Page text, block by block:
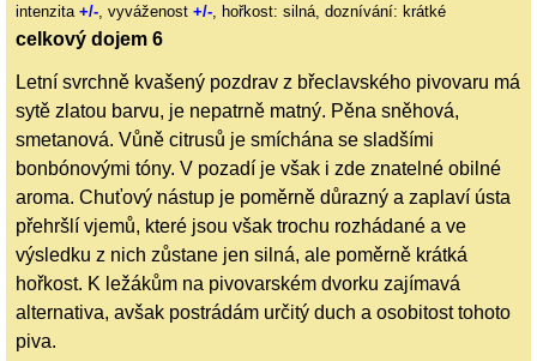
intenzita +/- , vyváženost +/- , hořkost: silná, doznívání: krátké
celkový dojem 6
Letní svrchně kvašený pozdrav z břeclavského pivovaru má
sytě zlatou barvu, je nepatrně matný. Pěna sněhová,
smetanová. Vůně citrusů je smíchána se sladšími
bonbónovými tóny. V pozadí je však i zde znatelné obilné
aroma. Chuťový nástup je poměrně důrazný a zaplaví ústa
přehršlí vjemů, které jsou však trochu rozhádané a ve
výsledku z nich zůstane jen silná, ale poměrně krátká
hořkost. K ležákům na pivovarském dvorku zajímavá
alternativa, avšak postrádám určitý duch a osobitost tohoto
piva.